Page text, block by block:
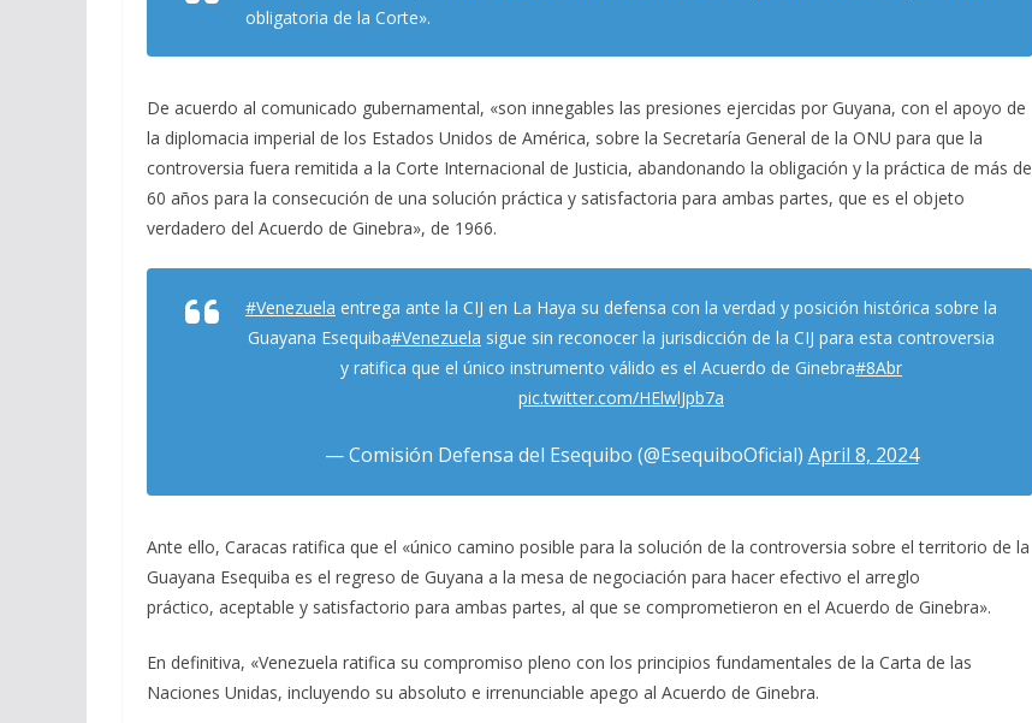
obligatoria de la Corte».
De acuerdo al comunicado gubernamental, «son innegables las presiones ejercidas por Guyana, con el apoyo de
la diplomacia imperial de los Estados Unidos de América, sobre la Secretaría General de la ONU para que la
controversia fuera remitida a la Corte Internacional de Justicia, abandonando la obligación y la práctica de más de
60 años para la consecución de una solución práctica y satisfactoria para ambas partes, que es el objeto
verdadero del Acuerdo de Ginebra», de 1966.
#Venezuela entrega ante la CIJ en La Haya su defensa con la verdad y posición histórica sobre la
Guayana Esequiba#Venezuela sigue sin reconocer la jurisdicción de la CIJ para esta controversia
y ratifica que el único instrumento válido es el Acuerdo de Ginebra#8Abr
pic.twitter.com/HElwlJpb7a
— Comisión Defensa del Esequibo (@EsequiboOficial) April 8, 2024
Ante ello, Caracas ratifica que el «único camino posible para la solución de la controversia sobre el territorio de la
Guayana Esequiba es el regreso de Guyana a la mesa de negociación para hacer efectivo el arreglo
práctico, aceptable y satisfactorio para ambas partes, al que se comprometieron en el Acuerdo de Ginebra».
En definitiva, «Venezuela ratifica su compromiso pleno con los principios fundamentales de la Carta de las
Naciones Unidas, incluyendo su absoluto e irrenunciable apego al Acuerdo de Ginebra.